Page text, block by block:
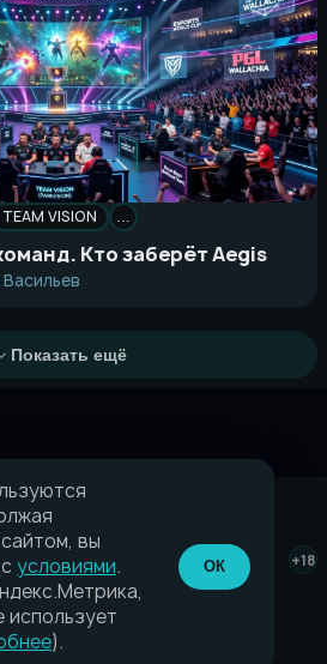
TEAM VISION …
Кто заберёт Aegis
Показать ещё
+18
службой по надзору в
технологий и массовых
вы
условиями.
использует
).
ОК